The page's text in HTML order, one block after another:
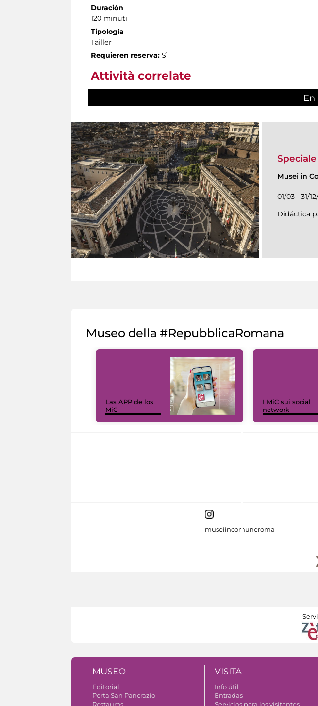
Duración
120 minuti
Tipología
Tailler
Requieren reserva: Sì
Attività correlate
En
Musei in
01/03 - 31/
Didáctica
Museo della #RepubblicaRomana
Las APP de los
MiC
I MiC sui social
network
museiincomuneroma
MUSEO
Editorial
Porta San Pancrazio
Restauros
VISITA
Info útil
Entradas
Servicios para los visitantes